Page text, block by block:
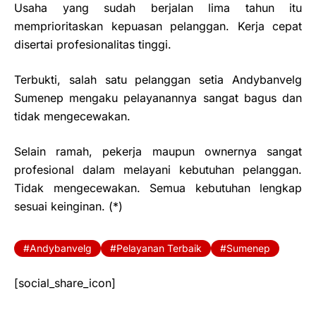
Usaha yang sudah berjalan lima tahun itu
memprioritaskan kepuasan pelanggan. Kerja cepat
disertai profesionalitas tinggi.
Terbukti, salah satu pelanggan setia Andybanvelg
Sumenep mengaku pelayanannya sangat bagus dan
tidak mengecewakan.
Selain ramah, pekerja maupun ownernya sangat
profesional dalam melayani kebutuhan pelanggan.
Tidak mengecewakan. Semua kebutuhan lengkap
sesuai keinginan. (*)
Andybanvelg Pelayanan Terbaik Sumenep
[social_share_icon]